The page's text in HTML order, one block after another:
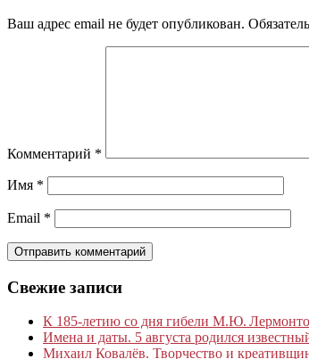
Ваш адрес email не будет опубликован.
Комментарий *
Имя *
Email *
Свежие записи
К 185‑летию со дня гибели М.Ю.
Имена и даты. 5 августа родился
Михаил Ковалёв. Творчество и